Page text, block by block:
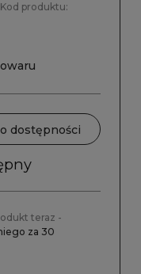
| Kod produktu:
dostępności
teraz -
za 30